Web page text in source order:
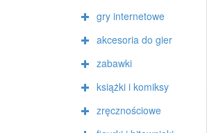
gry internetowe
akcesoria do gier
zabawki
książki i komiksy
zręcznościowe